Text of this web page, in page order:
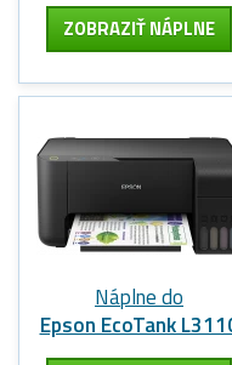
ZOBRAZIŤ NÁPLNE
Náplne do
Epson EcoTank